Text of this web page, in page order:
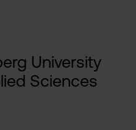
University
Sciences